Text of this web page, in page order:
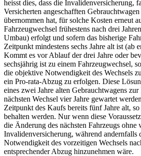
heisst dies, dass die Invalidenversicherung,
Versicherten angeschafften
übernommen hat, für solche Kosten erneut
Fahrzeugwechsel frühestens nach drei
Umbau) erfolgt und sofern das bisherige
Zeitpunkt mindestens sechs Jahre alt ist (ab
Kommt es vor Ablauf der drei Jahre oder
sechsjährig ist zu einem Fahrzeugwechsel,
die objektive Notwendigkeit des Wechsels
ein Pro-rata-Abzug zu erfolgen. Diese
eines zwei Jahre alten Gebrauchtwagens
nächsten Wechsel vier Jahre gewartet
Zeitpunkt des Kaufs bereits fünf Jahre alt, so
behalten werden. Nur wenn diese
die Änderung des nächsten Fahrzeugs ohne
Invalidenversicherung, während andernfalls
Notwendigkeit des vorzeitigen Wechsels
entsprechender Abzug hinzunehmen wäre.